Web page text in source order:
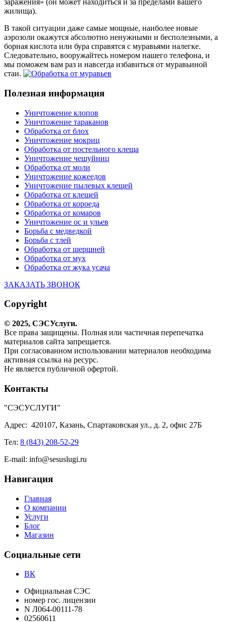
заражения» (он может находиться и за пределами вашего
жилища).
В такой ситуации даже самые мощные, наиболее новые
аэрозоли окажутся абсолютно ненужными и бесполезными, а
борная кислота или бура справятся с муравьями налегке.
Следовательно, вооружайтесь номером нашего телефона, и
мы поможем вам раз и навсегда избавиться от муравьиной
стаи.
Полезная информация
Уничтожение клопов
Уничтожение тараканов
Обработка от блох
Уничтожение мокриц
Обработка от постельного клеща
Уничтожение чешуйниц
Обработка от моли
Уничтожение кожеедов
Уничтожение пылевых клещей
Обработка от клещей
Обработка от короеда
Обработка от комаров
Уничтожение ос и ульев
Борьба с медведкой
Борьба с тлей
Обработка от шершней
Обработка от мух
Обработка от жука усача
ЗАКАЗАТЬ ЗВОНОК
Copyright
© 2025, СЭСУслуги.
Все права защищены. Полная или частичная перепечатка
материалов сайта запрещается.
При согласованном использовании материалов необходима
активная ссылка на ресурс.
Не является публичной офертой.
Контакты
"СЭСУСЛУГИ"
Адрес: 420107, Казань, Спартаковская ул., д. 2, офис 27Б
Тел: 8 (843) 208-52-29
E-mail: info@sesuslugi.ru
Навигация
Главная
О компании
Услуги
Блог
Магазин
Социальные сети
ВК
Официальная СЭС
номер гос. лицензии
N Л064-00111-78
02560611